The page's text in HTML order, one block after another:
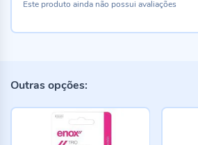
Este produto ainda não possui avaliações
Outras opções: